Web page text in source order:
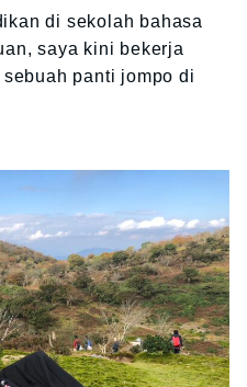
di sekolah bahasa
saya kini bekerja
panti jompo di